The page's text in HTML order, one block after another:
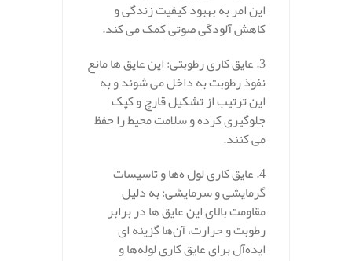
این امر به بهبود کیفیت زندگی و
کاهش آلودگی صوتی کمک می‌ کند.
3. عایق‌ کاری رطوبتی: این عایق‌ ها مانع
نفوذ رطوبت به داخل می‌ شوند و به
این ترتیب از تشکیل قارچ و کپک
جلوگیری کرده و سلامت محیط را حفظ
می‌ کنند.
4. عایق‌ کاری لول ه‌ها و تاسیسات
گرمایشی و سرمایشی: به دلیل
مقاومت بالای این عایق‌ ها در برابر
رطوبت و حرارت، آن‌ها گزینه‌ ای
ایده‌آل برای عایق‌ کاری لوله‌ها و